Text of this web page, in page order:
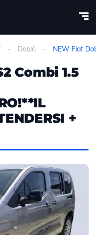
Doblò NEW Fiat
Combi 1.5
+